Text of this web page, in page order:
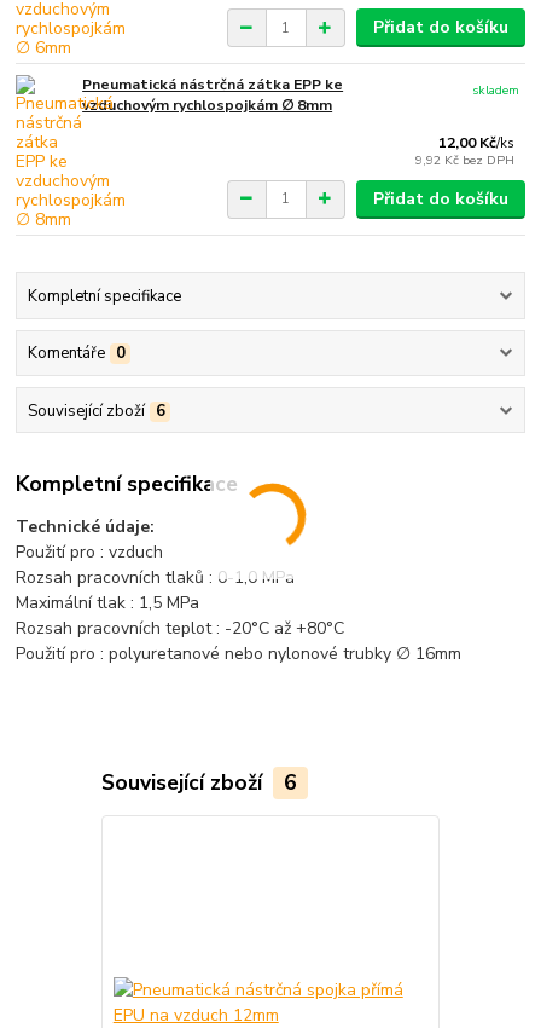
Přidat do košíku
Pneumatická nástrčná zátka EPP ke
vzduchovým rychlospojkám ∅ 8mm
12,00 Kč/ks
9,92 Kč bez DPH
skladem
Přidat do košíku
Kompletní specifikace
Komentáře 0
Související zboží 6
Kompletní specifikace
Technické údaje:
Použití pro : vzduch
Rozsah pracovních tlaků : 0-1,0 MPa
Maximální tlak : 1,5 MPa
Rozsah pracovních teplot : -20°C až +80°C
Použití pro : polyuretanové nebo nylonové trubky ∅ 16mm
Související zboží 6